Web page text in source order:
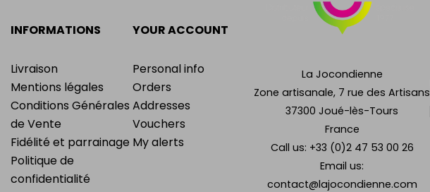
INFORMATIONS
Livraison
Mentions légales
Conditions Générales
de Vente
Fidélité et parrainage
Politique de
confidentialité
YOUR ACCOUNT
Personal info
Orders
Addresses
Vouchers
My alerts
La Jocondienne
Zone artisanale, 7 rue des Artisans
37300 Joué-lès-Tours
France
Call us: +33 (0)2 47 53 00 26
Email us:
contact@lajocondienne.com